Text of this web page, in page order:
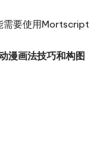
需要使用Mortscript
漫画法技巧和构图